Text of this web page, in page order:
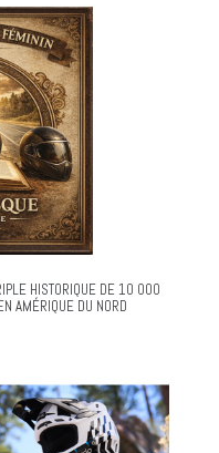
HISTORIQUE DE 10 000
AMÉRIQUE DU NORD